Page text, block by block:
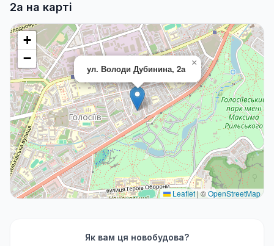
2а на карті
ул. Володи Дубинина, 2а
×
+
−
Leaflet |©OpenStreetMap
Як вам ця новобудова?